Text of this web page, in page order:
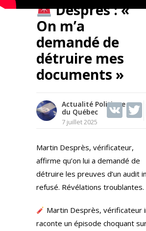
Desprès : «
On m’a
demandé de
détruire mes
documents »
Actualité Politique
du Québec
7 juillet 2025
V
Martin Desprès, vérificateur,
affirme qu’on lui a demandé de
détruire les preuves d’un audit
refusé. Révélations troublantes.
Martin Desprès, vérificateur
raconte un épisode choquant